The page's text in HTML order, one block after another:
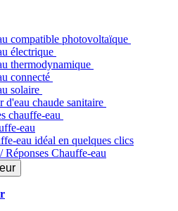
compatible photovoltaïque
électrique
thermodynamique
connecté
solaire
d'eau chaude sanitaire
chauffe-eau
eau
eau idéal en quelques clics
Réponses Chauffe-eau